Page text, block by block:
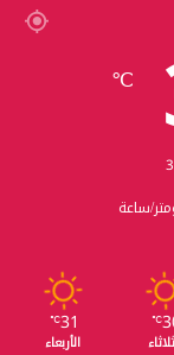
℃
℃
31
℃
الأربعاء